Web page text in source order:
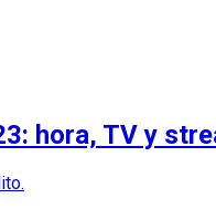
hora, TV y